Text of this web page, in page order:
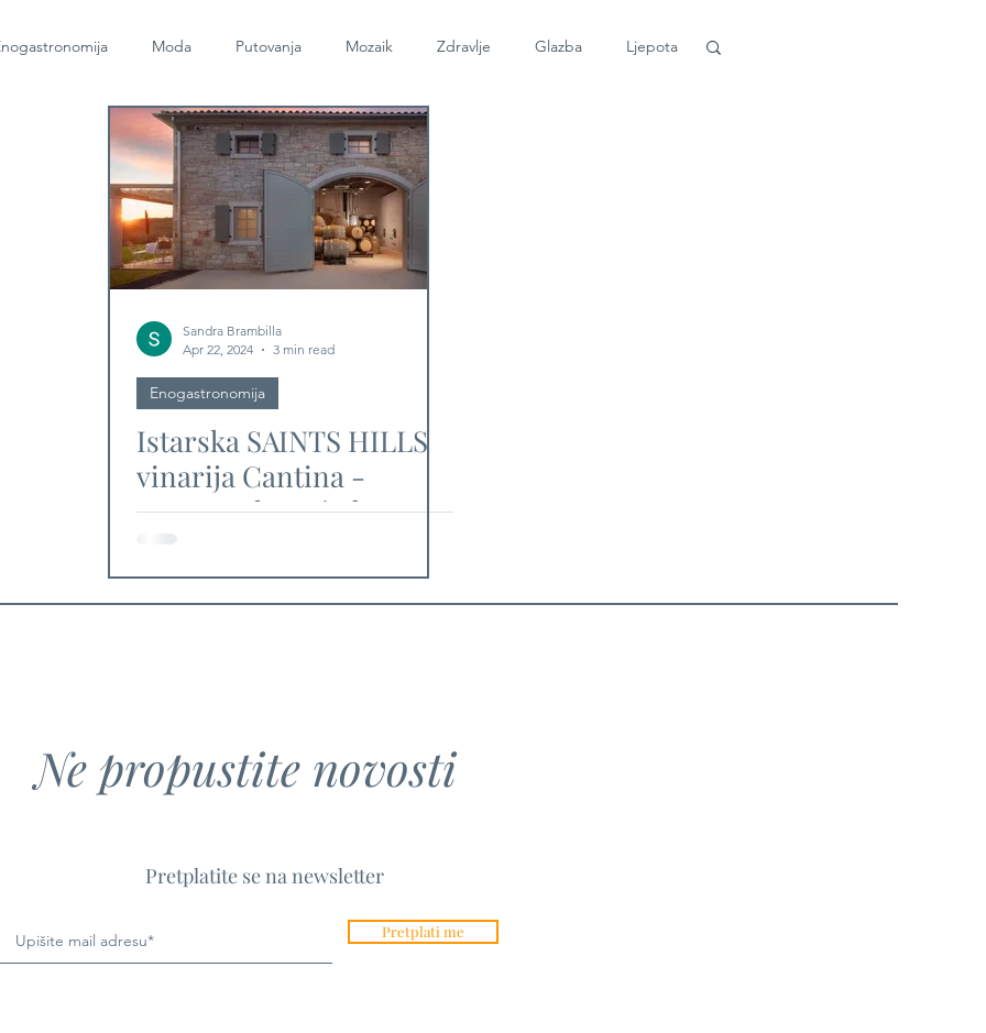
Moda Putovanja Mozaik Zdravlje Glazba Ljepota
Sandra Brambilla
Apr 22, 2024
3 min read
Enogastronomija
Istarska SAINTS HILLS
vinarija Cantina -
zatvoren krug jedne
vinu
Ne propustite novosti
Pretplatite se na newsletter
Pretplati me